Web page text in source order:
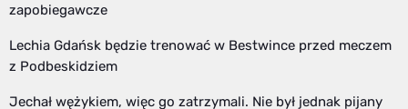
zapobiegawcze
Lechia Gdańsk będzie trenować w Bestwince przed meczem
z Podbeskidziem
Jechał wężykiem, więc go zatrzymali. Nie był jednak pijany